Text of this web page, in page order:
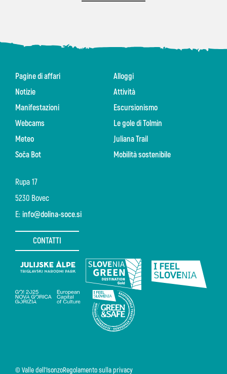
Rupa 17
5230 Bovec
E: info@dolina-soce.si
CONTATTI
Pagine di affari
Notizie
Manifestazioni
Webcams
Meteo
Soča Bot
Alloggi
Attività
Escursionismo
Le gole di Tolmin
Juliana Trail
Mobilità sostenibile
© Valle dell'IsonzoRegolamento sulla privacy